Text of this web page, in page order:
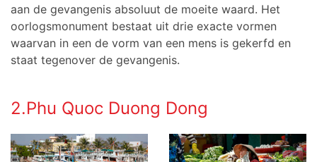
aan de gevangenis absoluut de moeite waard. Het
oorlogsmonument bestaat uit drie exacte vormen
waarvan in een de vorm van een mens is gekerfd en
staat tegenover de gevangenis.
2.Phu Quoc Duong Dong